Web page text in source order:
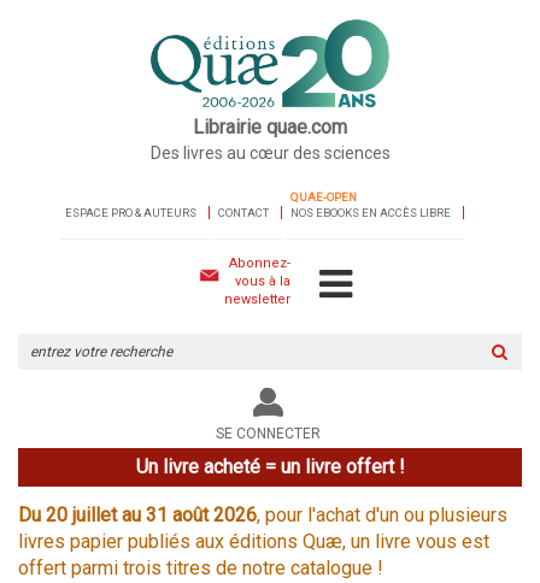
Librairie quae.com
Des livres au cœur des sciences
ESPACE PRO & AUTEURS CONTACT
QUAE-OPEN
NOS EBOOKS EN ACCÈS LIBRE
Abonnez-
vous à la
newsletter
le
site
SE CONNECTER
Un livre acheté = un livre offert !
Du 20 juillet au 31 août 2026, pour l'achat d'un ou plusieurs
livres papier publiés aux éditions Quæ, un livre vous est
offert parmi trois titres de notre catalogue !